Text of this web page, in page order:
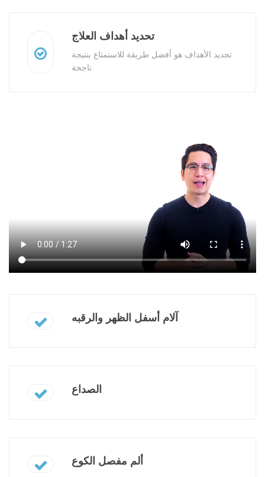
تحديد أهداف العلاج
تحديد الأهداف هو أفضل طريقة للاستمتاع بنتيجة
ناجحة
آلام أسفل الظهر والرقبه
الصداع
ألم مفصل الكوع